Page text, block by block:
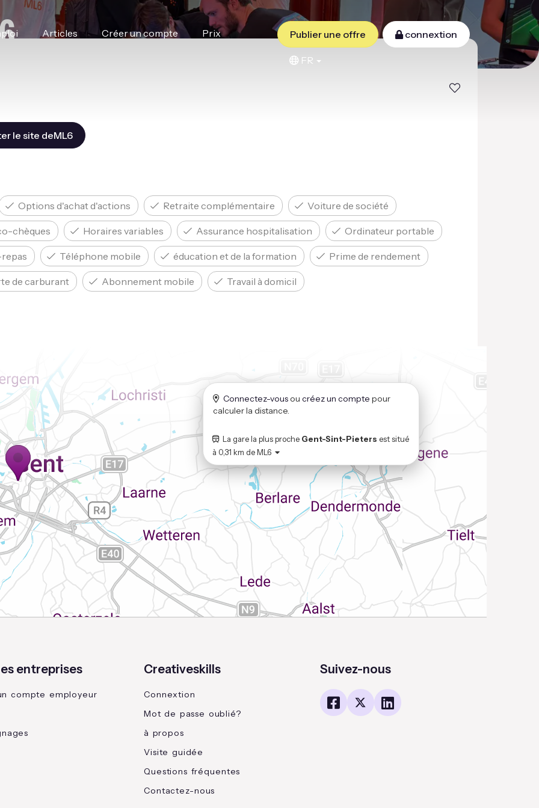
Articles Créer un compte Prix Publier une offre connextion
FR
le site deML6
Options d'achat d'actions Retraite complémentaire Voiture de société
chèques Horaires variables Assurance hospitalisation Ordinateur portable
Téléphone mobile éducation et de la formation Prime de rendement
de carburant Abonnement mobile Travail à domicil
Connectez-vousou créez un compte pour
calculer la distance.
La gare la plus proche Gent-Sint-Pieters est situé
à 0,31 km deML6
entreprises
compte employeur
Creativeskills
Connextion
Mot de passe oublié?
à propos
Visite guidée
Questions fréquentes
Contactez-nous
Suivez-nous